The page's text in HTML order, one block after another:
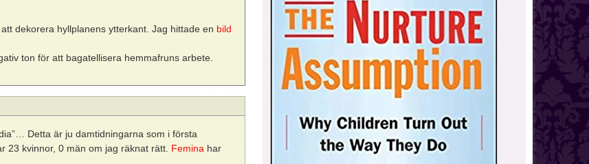
dekorera hyllplanens ytterkant. Jag hittade en bild
ton för att bagatellisera hemmafruns arbete.
Detta är ju damtidningarna som i första
23 kvinnor, 0 män om jag räknat rätt. Femina har